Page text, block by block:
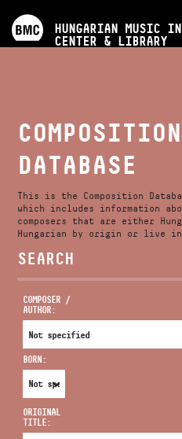
HUNGARIAN MUSIC
CENTER & LIBRARY
ABOUT
VIDEO
COMPOSITION
DATABASE
This is the Composition
which includes information
composers that are either
Hungarian by origin or live in
SEARCH
COMPOSER /
AUTHOR:
BORN:
ORIGINAL
TITLE: